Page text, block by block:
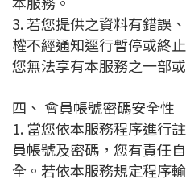
3. 若您提供之資料有錯誤
權不經通知逕行暫停或終
您無法享有本服務之一部
四、 會員帳號密碼安全性
1. 當您依本服務程序進行
員帳號及密碼，您有責任
全。若依本服務規定程序